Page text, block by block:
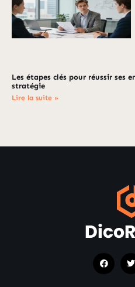
Les étapes clés pour réussir ses
stratégie
Lire la suite »